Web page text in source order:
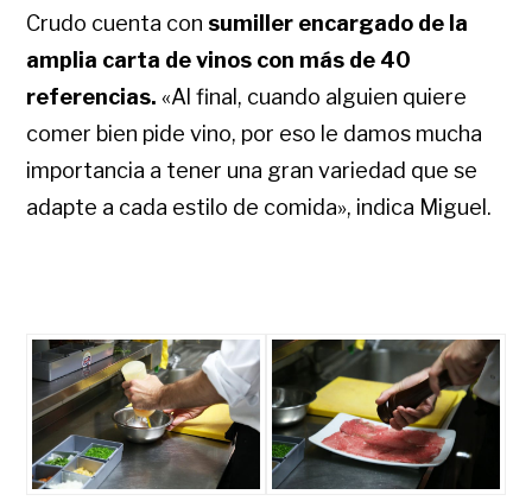
Crudo cuenta con sumiller encargado de la
amplia carta de vinos con más de 40
referencias. «Al final, cuando alguien quiere
comer bien pide vino, por eso le damos mucha
importancia a tener una gran variedad que se
adapte a cada estilo de comida», indica Miguel.